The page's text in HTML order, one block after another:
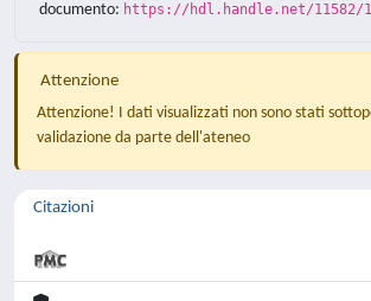
documento: https://hdl.handle.net/11582/
Attenzione
Attenzione! I dati visualizzati non sono stati
validazione da parte dell'ateneo
Citazioni